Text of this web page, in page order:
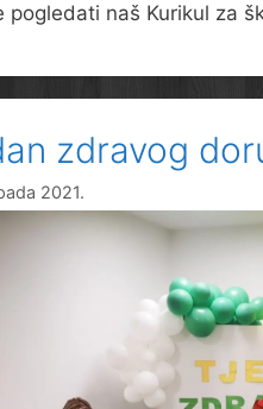
pogledati naš Kurikul za
zdravog
2021.